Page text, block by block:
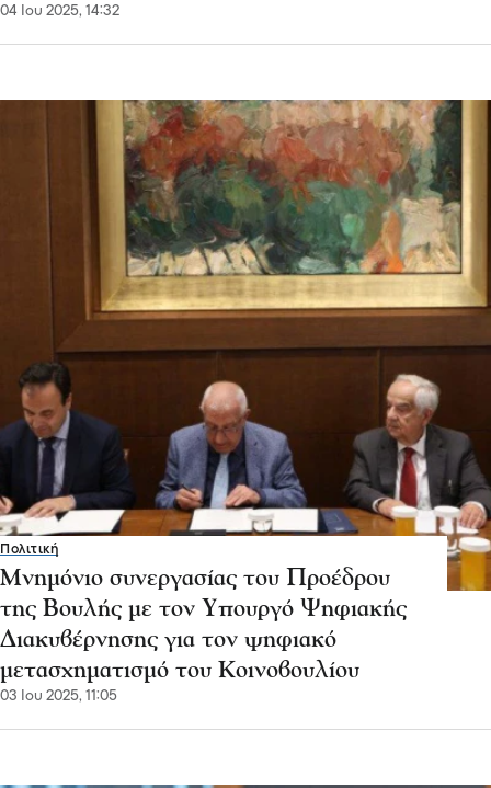
04 Ιου 2025, 14:32
Πολιτική
Μνημόνιο συνεργασίας του Προέδρου
της Βουλής με τον Υπουργό Ψηφιακής
Διακυβέρνησης για τον ψηφιακό
μετασχηματισμό του Κοινοβουλίου
03 Ιου 2025, 11:05